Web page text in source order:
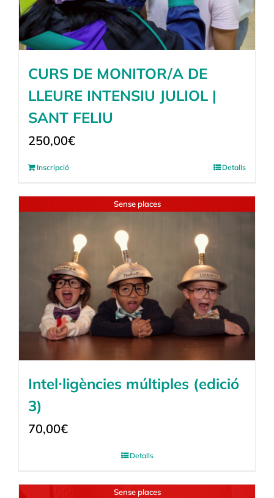
CURS DE MONITOR/A DE
LLEURE INTENSIU JULIOL |
SANT FELIU
250,00€
Inscripció Detalls
Sense places
Intel·ligències múltiples (edició
3)
70,00€
Detalls
Sense places